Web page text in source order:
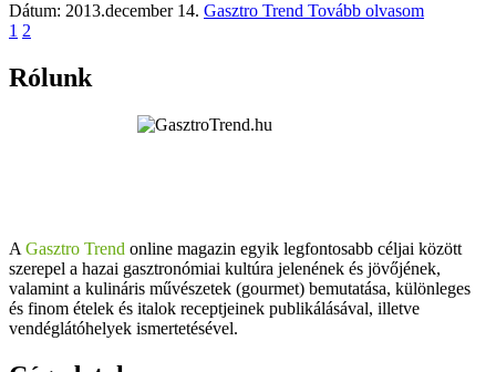
Dátum: 2013.december 14. Gasztro Trend Tovább olvasom
1 2
Rólunk
A Gasztro Trend online magazin egyik legfontosabb céljai között
szerepel a hazai gasztronómiai kultúra jelenének és jövőjének,
valamint a kulináris művészetek (gourmet) bemutatása, különleges
és finom ételek és italok receptjeinek publikálásával, illetve
vendéglátóhelyek ismertetésével.